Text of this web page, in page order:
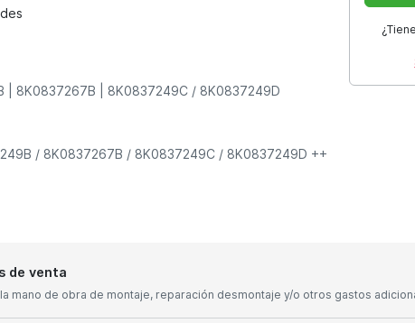
| 8K0837267B | 8K0837249C / 8K0837249D
/ 8K0837267B / 8K0837249C / 8K0837249D ++
de venta
mano de obra de montaje, reparación desmontaje y/o otros gastos